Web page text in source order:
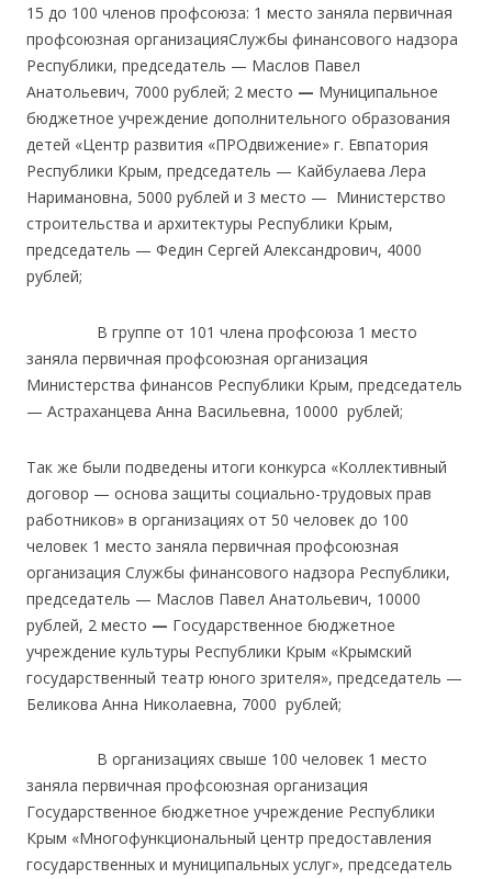
15 до 100 членов профсоюза: 1 место заняла первичная
профсоюзная организацияСлужбы финансового надзора
Республики, председатель — Маслов Павел
Анатольевич, 7000 рублей; 2 место — Муниципальное
бюджетное учреждение дополнительного образования
детей «Центр развития «ПРОдвижение» г. Евпатория
Республики Крым, председатель — Кайбулаева Лера
Наримановна, 5000 рублей и 3 место — Министерство
строительства и архитектуры Республики Крым,
председатель — Федин Сергей Александрович, 4000
рублей;
В группе от 101 члена профсоюза 1 место
заняла первичная профсоюзная организация
Министерства финансов Республики Крым, председатель
— Астраханцева Анна Васильевна, 10000 рублей;
Так же были подведены итоги конкурса «Коллективный
договор — основа защиты социально-трудовых прав
работников» в организациях от 50 человек до 100
человек 1 место заняла первичная профсоюзная
организация Службы финансового надзора Республики,
председатель — Маслов Павел Анатольевич, 10000
рублей, 2 место — Государственное бюджетное
учреждение культуры Республики Крым «Крымский
государственный театр юного зрителя», председатель —
Беликова Анна Николаевна, 7000 рублей;
В организациях свыше 100 человек 1 место
заняла первичная профсоюзная организация
Государственное бюджетное учреждение Республики
Крым «Многофункциональный центр предоставления
государственных и муниципальных услуг», председатель